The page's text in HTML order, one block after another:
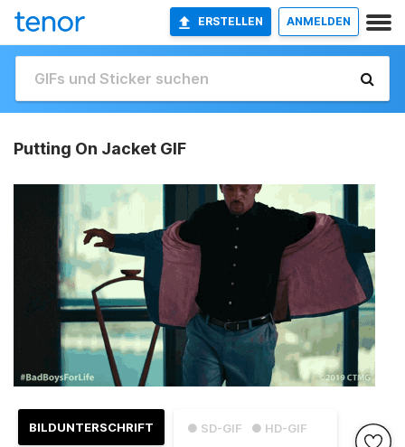
ERSTELLEN ANMELDEN
Putting On Jacket GIF
● SD-GIF
● HD-GIF
BILDUNTERSCHRIFT